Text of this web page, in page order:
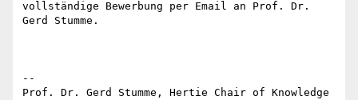
vollständige Bewerbung per Email an Prof. Dr.
Gerd Stumme.
--
Prof. Dr. Gerd Stumme, Hertie Chair of Knowledge